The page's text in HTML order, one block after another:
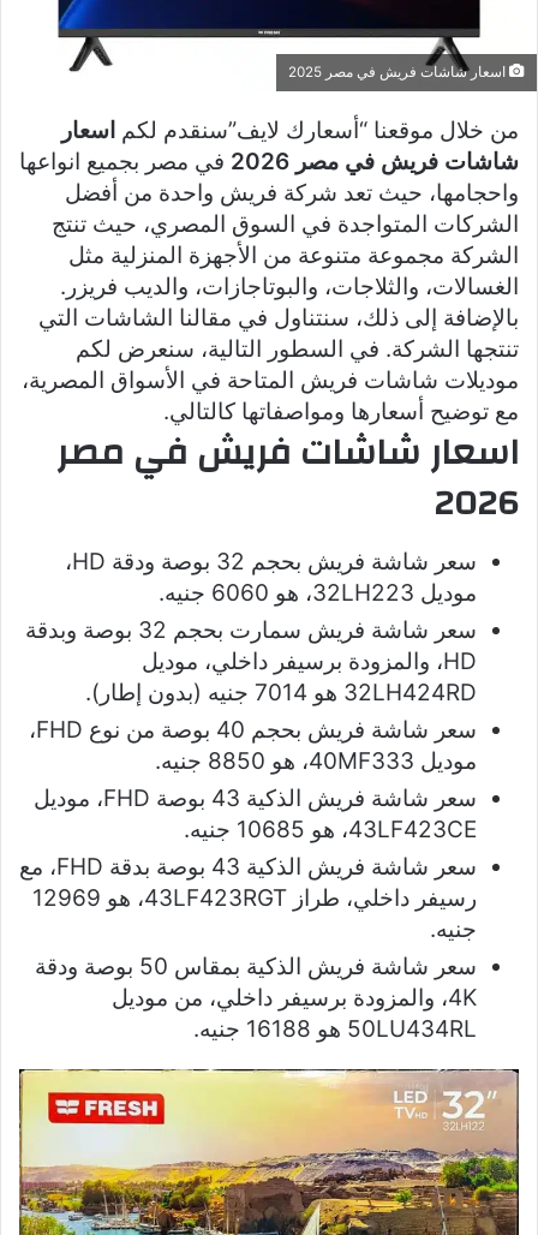
اسعار شاشات فريش في مصر 2025
من خلال موقعنا “أسعارك لايف”سنقدم لكم اسعار
شاشات فريش في مصر 2026
في مصر بجميع انواعها
واحجامها، حيث تعد شركة فريش واحدة من أفضل
الشركات المتواجدة في السوق المصري، حيث تنتج
الشركة مجموعة متنوعة من الأجهزة المنزلية مثل
الغسالات، والثلاجات، والبوتاجازات، والديب فريزر.
بالإضافة إلى ذلك، سنتناول في مقالنا الشاشات التي
تنتجها الشركة. في السطور التالية، سنعرض لكم
موديلات شاشات فريش المتاحة في الأسواق المصرية،
مع توضيح أسعارها ومواصفاتها كالتالي.
اسعار شاشات فريش في مصر
2026
سعر شاشة فريش بحجم 32 بوصة ودقة HD،
موديل 32LH223، هو 6060 جنيه.
سعر شاشة فريش سمارت بحجم 32 بوصة وبدقة
HD، والمزودة برسيفر داخلي، موديل
32LH424RD هو 7014 جنيه (بدون إطار).
سعر شاشة فريش بحجم 40 بوصة من نوع FHD،
موديل 40MF333، هو 8850 جنيه.
سعر شاشة فريش الذكية 43 بوصة FHD، موديل
43LF423CE، هو 10685 جنيه.
سعر شاشة فريش الذكية 43 بوصة بدقة FHD، مع
رسيفر داخلي، طراز 43LF423RGT، هو 12969
جنيه.
سعر شاشة فريش الذكية بمقاس 50 بوصة ودقة
4K، والمزودة برسيفر داخلي، من موديل
50LU434RL هو 16188 جنيه.